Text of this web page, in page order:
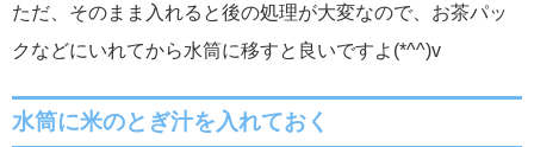
ただ、そのまま入れると後の処理が大変なので、お茶パッ
クなどにいれてから水筒に移すと良いですよ(*^^)v
水筒に米のとぎ汁を入れておく